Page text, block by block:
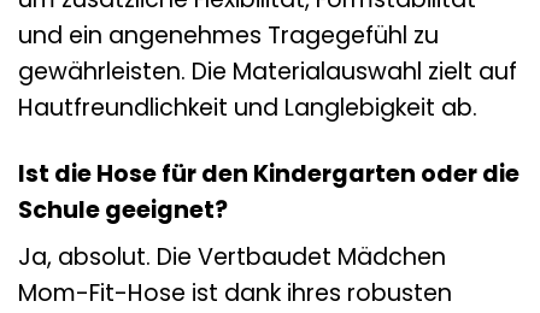
und ein angenehmes Tragegefühl zu
gewährleisten. Die Materialauswahl zielt auf
Hautfreundlichkeit und Langlebigkeit ab.
Ist die Hose für den Kindergarten oder die
Schule geeignet?
Ja, absolut. Die Vertbaudet Mädchen
Mom-Fit-Hose ist dank ihres robusten